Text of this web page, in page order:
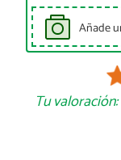
Añade
Tu valoración: